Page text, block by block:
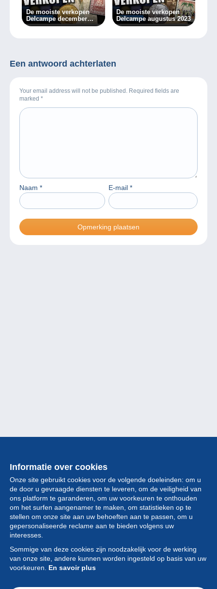
De mooiste verkopen
Delcampe december
2022
De mooiste verkopen
Delcampe augustus 2023
Een antwoord achterlaten
Your email address will not be published. Required fields are
marked *
Naam * E-mail *
Informatie over cookies
Onze site gebruikt cookies voor de volgende doeleinden: om u
de door u gevraagde diensten te leveren, om de veiligheid van
ons platform te garanderen, om uw voorkeuren te onthouden
om het surfen aangenamer te maken, om statistieken op te
stellen om onze site aan uw behoeften aan te passen, om u
gepersonaliseerde reclame aan te bieden volgens uw
interesses.
Sommige van deze cookies zijn noodzakelijk voor de werking
van onze site, andere kunnen worden ingesteld op basis van uw
voorkeuren. En savoir plus
Collectie
Nieuws
Functie